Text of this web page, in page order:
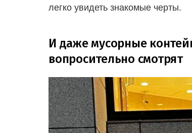
легко увидеть знакомые черты.
И даже мусорные
вопросительно смотрят